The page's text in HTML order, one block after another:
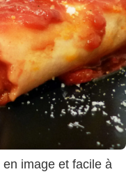
en image et facile à